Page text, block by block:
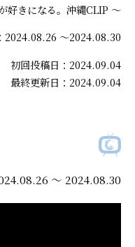
好きになる。沖縄CLIP ～
2024.08.26 ～2024.08.30
初回投稿日：2024.09.04
最終更新日：2024.09.04
～ 2024.08.30